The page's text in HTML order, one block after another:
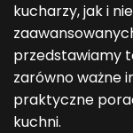
kucharzy, jak i
przedstawiamy
zarówno ważne
praktyczne
kuchni.